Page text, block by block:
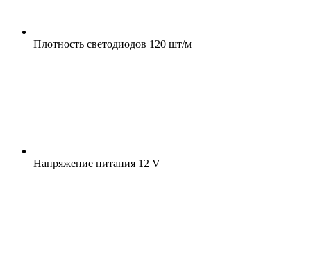
Плотность светодиодов 120 шт/м
Напряжение питания 12 V